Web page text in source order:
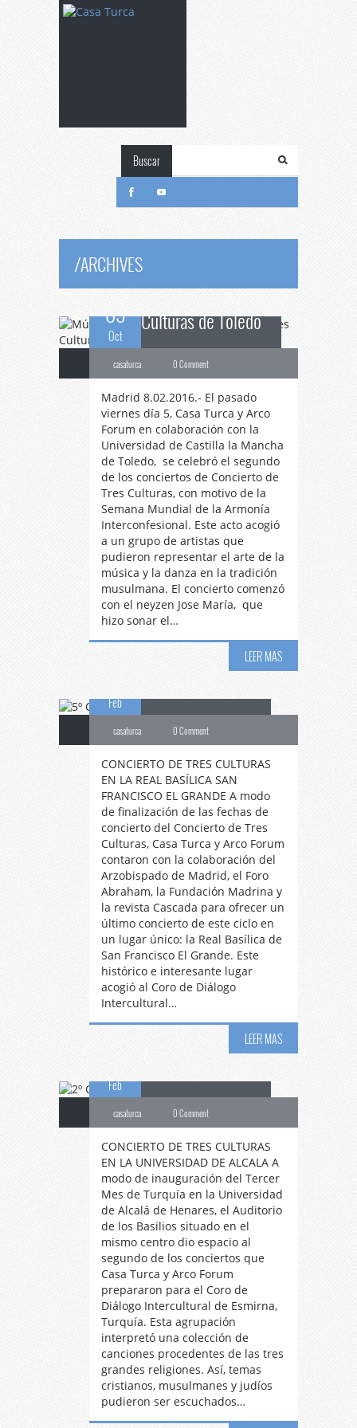
Buscar
/ARCHIVES
09
Oct
Músicay danza sufí
en Concierto de tres
Culturas de Toledo
casaturca 0 Comment
Madrid 8.02.2016.- El pasado
viernes día 5, Casa Turca y Arco
Forum en colaboración con la
Universidad de Castilla la Mancha
de Toledo, se celebró el segundo
de los conciertos de Concierto de
Tres Culturas, con motivo de la
Semana Mundial de la Armonía
Interconfesional. Este acto acogió
a un grupo de artistas que
pudieron representar el arte de la
música y la danza en la tradición
musulmana. El concierto comenzó
con el neyzen Jose María, que
hizo sonar el…
LEER MAS
Feb
5ºCONCIERTO DE
casaturca 0 Comment
CONCIERTO DE TRES CULTURAS
EN LA REAL BASÍLICA SAN
FRANCISCO EL GRANDE A modo
de finalización de las fechas de
concierto del Concierto de Tres
Culturas, Casa Turca y Arco Forum
contaron con la colaboración del
Arzobispado de Madrid, el Foro
Abraham, la Fundación Madrina y
la revista Cascada para ofrecer un
último concierto de este ciclo en
un lugar único: la Real Basílica de
San Francisco El Grande. Este
histórico e interesante lugar
acogió al Coro de Diálogo
Intercultural…
LEER MAS
Feb
2º
casaturca 0 Comment
CONCIERTO DE TRES CULTURAS
EN LA UNIVERSIDAD DE ALCALA A
modo de inauguración del Tercer
Mes de Turquía en la Universidad
de Alcalá de Henares, el Auditorio
de los Basilios situado en el
mismo centro dio espacio al
segundo de los conciertos que
Casa Turca y Arco Forum
prepararon para el Coro de
Diálogo Intercultural de Esmirna,
Turquía. Esta agrupación
interpretó una colección de
canciones procedentes de las tres
grandes religiones. Así, temas
cristianos, musulmanes y judíos
pudieron ser escuchados…